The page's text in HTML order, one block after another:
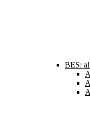
BES: